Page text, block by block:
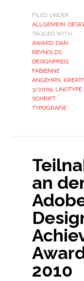
FILED UNDER:
ALLGEMEIN,
TAGGED WITH:
AWARD, DAN
REYNOLDS,
DESIGNPREIS,
FABIENNE
ANGEHRN,
3/2009, LINOTYPE,
SCHRIFT,
TYPOGRAFIE
an
2010